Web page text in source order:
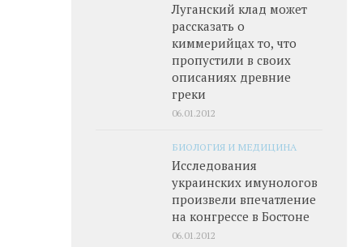
Луганский клад может
рассказать о
киммерийцах то, что
пропустили в своих
описаниях древние
греки
06.01.2012
БИОЛОГИЯ И МЕДИЦИНА
Исследования
украинских имунологов
произвели впечатление
на конгрессе в Бостоне
06.01.2012